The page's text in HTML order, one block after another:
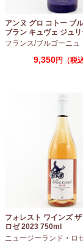
アンヌ グロ コトー ブ
ブラン キュヴェ ジュ
フランス/ブルゴーニュ
9,350円（税
フォレスト ワインズ
ロゼ 2023 750ml
ニュージーランド ・ ロ